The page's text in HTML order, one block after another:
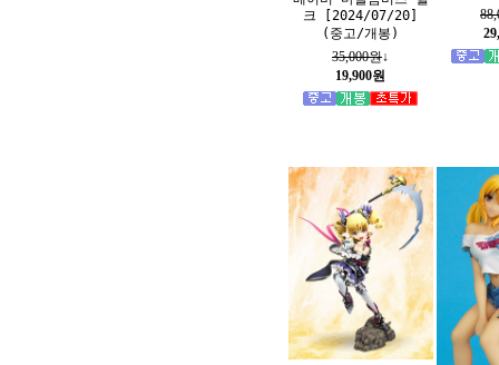
크 [2024/07/20]
(중고/개봉)
35,000원↓
19,900원